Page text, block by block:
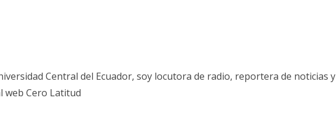
Central del Ecuador, soy locutora de radio, reportera de noticias y
web Cero Latitud